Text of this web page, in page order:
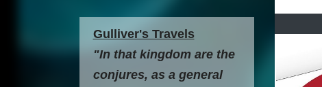
Gulliver's Travels
"In that kingdom are the
conjures, as a general